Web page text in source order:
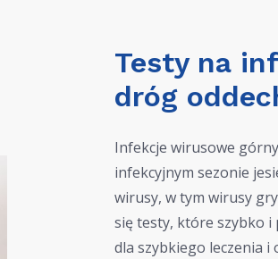
Testy na
dróg
Infekcje wirusowe
infekcyjnym sezonie
wirusy, w tym wirusy
się testy, które szybko i
dla szybkiego leczenia